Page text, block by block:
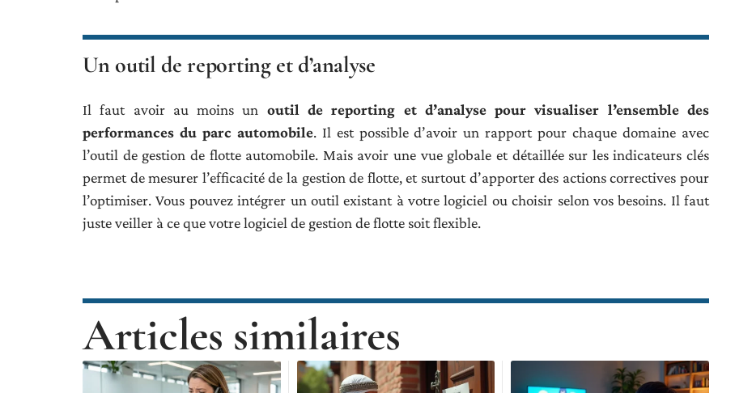
Un outil de reporting et d’analyse
Il faut avoir au moins un outil de reporting et d’analyse pour visualiser l’ensemble des
performances du parc automobile. Il est possible d’avoir un rapport pour chaque domaine avec
l’outil de gestion de flotte automobile. Mais avoir une vue globale et détaillée sur les indicateurs clés
permet de mesurer l’efficacité de la gestion de flotte, et surtout d’apporter des actions correctives pour
l’optimiser. Vous pouvez intégrer un outil existant à votre logiciel ou choisir selon vos besoins. Il faut
juste veiller à ce que votre logiciel de gestion de flotte soit flexible.
Articles similaires